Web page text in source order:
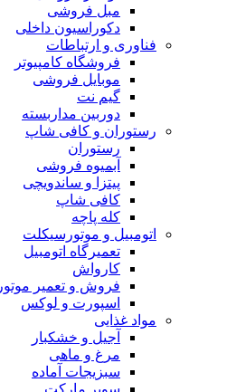
مبل فروشی
دکوراسیون داخلی
فناوری و ارتباطات
فروشگاه كامپيوتر
موبایل فروشی
گیم نت
دوربين مداربسته
رستوران و کافی شاپ
رستوران
آبمیوه فروشی
پیتزا و ساندویچی
کافی شاپ
کله پاچه
اتومبيل و موتورسيكلت
تعمیرگاه اتومبیل
کارواش
فروش و تعمیر موتور
اسپورت و لوکس
مواد غذایی
آجیل و خشکبار
مرغ و ماهی
سبزیجات آماده
سوپر مارکت